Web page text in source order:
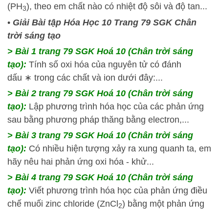
(PH3), theo em chất nào có nhiệt độ sôi và độ tan...
• Giải Bài tập Hóa Học 10 Trang 79 SGK Chân
trời sáng tạo
> Bài 1 trang 79 SGK Hoá 10 (Chân trời sáng
tạo): Tính số oxi hóa của nguyên tử có đánh
dấu ∗ trong các chất và ion dưới đây:...
> Bài 2 trang 79 SGK Hoá 10 (Chân trời sáng
tạo): Lập phương trình hóa học của các phản ứng
sau bằng phương pháp thăng bằng electron,...
> Bài 3 trang 79 SGK Hoá 10 (Chân trời sáng
tạo): Có nhiều hiện tượng xảy ra xung quanh ta, em
hãy nêu hai phản ứng oxi hóa - khử...
> Bài 4 trang 79 SGK Hoá 10 (Chân trời sáng
tạo): Viết phương trình hóa học của phản ứng điều
chế muối zinc chloride (ZnCl 2) bằng một phản ứng